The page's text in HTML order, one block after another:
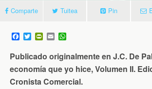
Comparte Tuitea Pin
F
a
c
e
b
o
o
T
w
t
t
e
r
P
n
t
F
r
E
m
a
i
l
t
s
A
p
Publicado originalmente en J.C. De
economía que yo hice, Volumen II.
Cronista Comercial.